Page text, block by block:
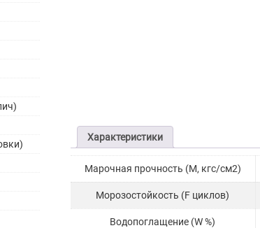
Характеристики
Марочная прочность (М, кгс/см2)
Морозостойкость (F циклов)
Водопоглащение (W %)